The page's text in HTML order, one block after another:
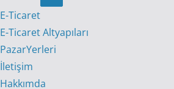
E-Ticaret
E-Ticaret Altyapıları
PazarYerleri
İletişim
Hakkımda